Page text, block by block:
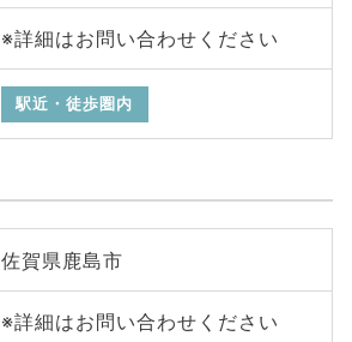
※詳細はお問い合わせください
駅近・徒歩圏内
佐賀県鹿島市
※詳細はお問い合わせください